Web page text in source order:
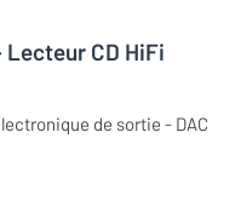
Lecteur CD HiFi
de sortie - DAC